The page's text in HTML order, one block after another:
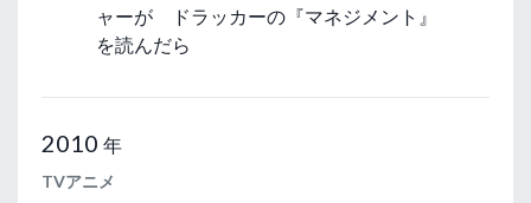
ャーが ドラッカーの『マネジメント』
を読んだら
2010 年
TVアニメ